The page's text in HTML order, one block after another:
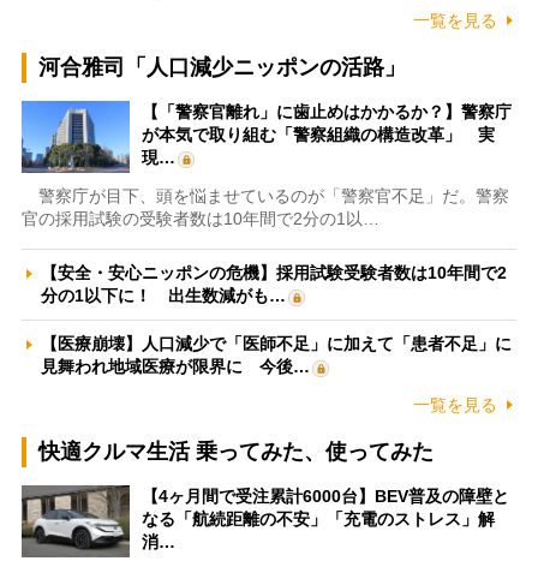
一覧を見る
河合雅司「人口減少ニッポンの活路」
【「警察官離れ」に歯止めはかかるか？】警察庁
が本気で取り組む「警察組織の構造改革」 実
現…
警察庁が目下、頭を悩ませているのが「警察官不足」だ。警察
官の採用試験の受験者数は10年間で2分の1以…
【安全・安心ニッポンの危機】採用試験受験者数は10年間で2
分の1以下に！ 出生数減がも…
【医療崩壊】人口減少で「医師不足」に加えて「患者不足」に
見舞われ地域医療が限界に 今後…
一覧を見る
快適クルマ生活 乗ってみた、使ってみた
【4ヶ月間で受注累計6000台】BEV普及の障壁と
なる「航続距離の不安」「充電のストレス」解
消…